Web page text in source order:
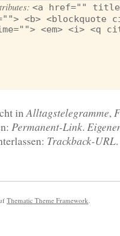
<a href=""
<b> <blockquote
<em> <i> <q
inAlltagstelegramme,
Permanent-Link.
Trackback-URL.
Thematic Theme Framework.